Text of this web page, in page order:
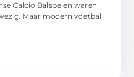
Calcio Balspelen waren
Maar modern voetbal